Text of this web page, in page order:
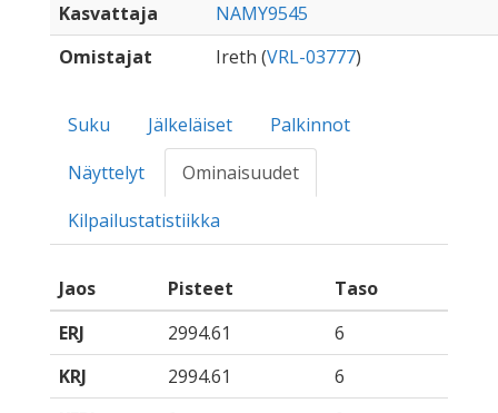
Kasvattaja
NAMY9545
Omistajat
Ireth (VRL-03777)
Suku Jälkeläiset
Palkinnot
Näyttelyt
Ominaisuudet
Kilpailustatistiikka
Jaos Pisteet
Taso
ERJ
2994.61
6
KRJ
2994.61
6